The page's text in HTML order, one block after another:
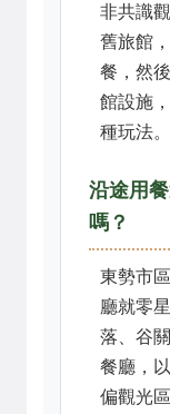
非共識
舊旅館
餐，然
館設施
種玩法。
沿途用
嗎？
東勢市
廳就零
落、谷
餐廳，
偏觀光